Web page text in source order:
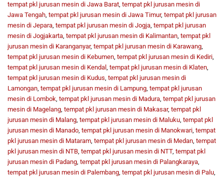
tempat pkl jurusan mesin di Jawa Barat, tempat pkl jurusan mesin di
Jawa Tengah, tempat pkl jurusan mesin di Jawa Timur, tempat pkl jurusan
mesin di Jepara, tempat pkl jurusan mesin di Jogja, tempat pkl jurusan
mesin di Jogjakarta, tempat pkl jurusan mesin di Kalimantan, tempat pkl
jurusan mesin di Karanganyar, tempat pkl jurusan mesin di Karawang,
tempat pkl jurusan mesin di Kebumen, tempat pkl jurusan mesin di Kediri,
tempat pkl jurusan mesin di Kendal , tempat pkl jurusan mesin di Klaten,
tempat pkl jurusan mesin di Kudus, tempat pkl jurusan mesin di
Lamongan, tempat pkl jurusan mesin di Lampung, tempat pkl jurusan
mesin di Lombok, tempat pkl jurusan mesin di Madura, tempat pkl jurusan
mesin di Magelang, tempat pkl jurusan mesin di Makasar, tempat pkl
jurusan mesin di Malang, tempat pkl jurusan mesin di Maluku, tempat pkl
jurusan mesin di Manado, tempat pkl jurusan mesin di Manokwari, tempat
pkl jurusan mesin di Mataram, tempat pkl jurusan mesin di Medan, tempat
pkl jurusan mesin di NTB, tempat pkl jurusan mesin di NTT, tempat pkl
jurusan mesin di Padang, tempat pkl jurusan mesin di Palangkaraya,
tempat pkl jurusan mesin di Palembang, tempat pkl jurusan mesin di Palu,